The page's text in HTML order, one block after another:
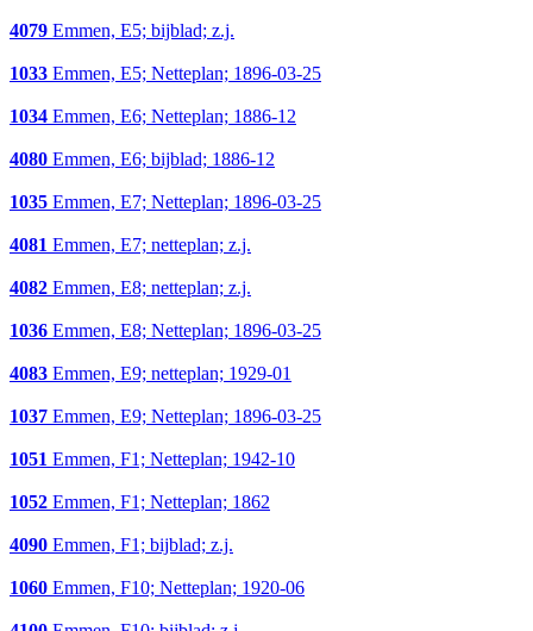
4079 Emmen, E5; bijblad; z.j.
1033 Emmen, E5; Netteplan; 1896-03-25
1034 Emmen, E6; Netteplan; 1886-12
4080 Emmen, E6; bijblad; 1886-12
1035 Emmen, E7; Netteplan; 1896-03-25
4081 Emmen, E7; netteplan; z.j.
4082 Emmen, E8; netteplan; z.j.
1036 Emmen, E8; Netteplan; 1896-03-25
4083 Emmen, E9; netteplan; 1929-01
1037 Emmen, E9; Netteplan; 1896-03-25
1051 Emmen, F1; Netteplan; 1942-10
1052 Emmen, F1; Netteplan; 1862
4090 Emmen, F1; bijblad; z.j.
1060 Emmen, F10; Netteplan; 1920-06